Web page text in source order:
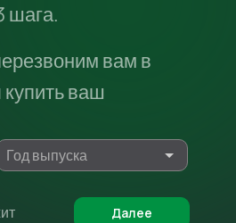
шага.
вам в
ваш
Далее